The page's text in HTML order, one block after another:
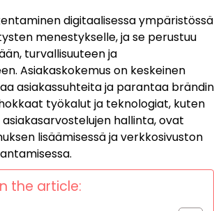
digitaalisessa ympäristössä
menestykselle, ja se perustuu
turvallisuuteen ja
Asiakaskokemus on keskeinen
asiakassuhteita ja parantaa brändin
työkalut ja teknologiat, kuten
hallinta, ovat
lisäämisessä ja verkkosivuston
the article: